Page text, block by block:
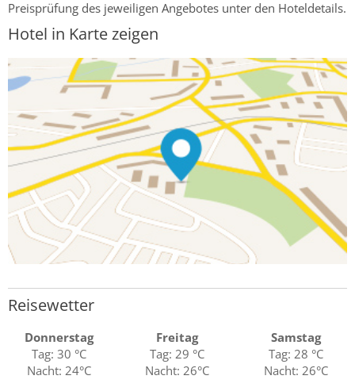
Preisprüfung des jeweiligen Angebotes unter den Hoteldetails.
Hotel in Karte zeigen
Reisewetter
Donnerstag
Tag: 30 °C
Nacht: 24°C
Freitag
Tag: 29 °C
Nacht: 26°C
Samstag
Tag: 28 °C
Nacht: 26°C